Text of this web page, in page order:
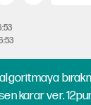
karar ver.